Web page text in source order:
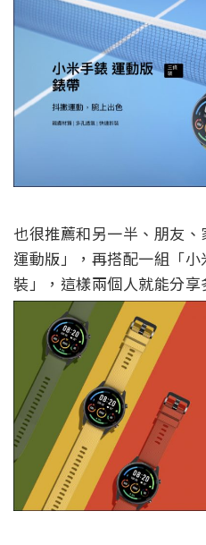
也很推薦和另一半、朋友
運動版」，再搭配一組「
裝」，這樣兩個人就能分享